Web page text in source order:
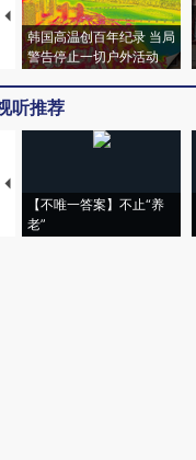
韩国高温创百年纪录 当局
警告停止一切户外活动
听推荐
【不唯一答案】不止“养
老”